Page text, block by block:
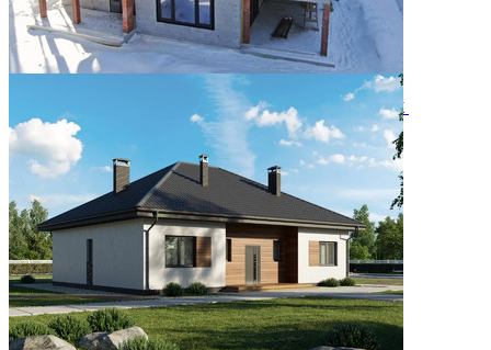
Двухэтажный дом 366м² в КП Заповедник
28.07.2026